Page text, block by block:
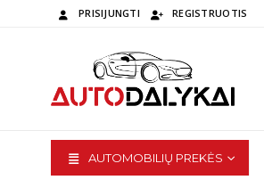
PRISIJUNGTI REGISTRUOTIS
AUTOMOBILIŲ PREKĖS